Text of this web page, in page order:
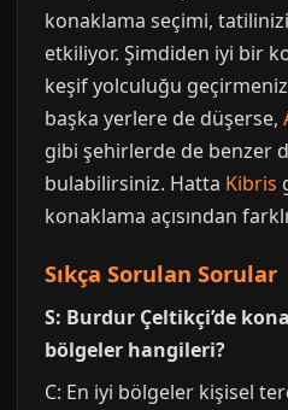
konaklama seçimi,
etkiliyor. Şimdiden iyi bir
keşif yolculuğu
başka yerlere de düşerse,
gibi şehirlerde de benzer
bulabilirsiniz. Hatta Kibris
konaklama açısından
Sıkça Sorulan Sorular
S: Burdur Çeltikçi’de
bölgeler hangileri?
C: En iyi bölgeler kişisel